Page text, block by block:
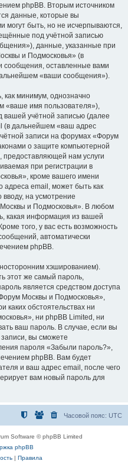
phpBB. Вторым источником
данные, которые вы
могут быть, но не исчерпываются,
под учётной записью
данные, указанные при
и Подмосковья» (в
сообщения, оставленные вами
«ваши сообщения»).
как минимум, однозначно
«ваше имя пользователя»),
вашей учётной записью (далее
(в дальнейшем «ваш адрес
записи на форумах «Форум
о защите компьютерной
нам услуги
при регистрации в
кроме вашего имени
адреса email, может быть как
на усмотрение
и Подмосковья». В любом
какая информация из вашей
того, у вас есть возможность
автоматически
phpBB.
хэшированием).
этот же самый пароль,
является средством доступа
Москвы и Подмосковья»,
каких обстоятельствах ни
ни phpBB Limited, ни
ваш пароль. В случае, если вы
вы сможете
пароля «Забыли пароль?»,
phpBB. Вам будет
и ваш адрес email, после чего
вам новый пароль для
Часовой пояс: UTC
Software © phpBB Limited
phpBB
| Правила